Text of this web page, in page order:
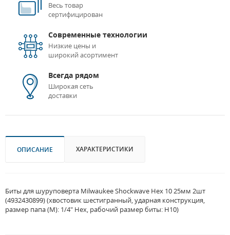
Весь товар
сертифицирован
Современные технологии
Низкие цены и
широкий асортимент
Всегда рядом
Широкая сеть
доставки
ОПИСАНИЕ ХАРАКТЕРИСТИКИ
Биты для шуруповерта Milwaukee Shockwave Hex 10 25мм 2шт
(4932430899) (хвостовик шестигранный, ударная конструкция,
размер папа (M): 1/4" Hex, рабочий размер биты: H10)